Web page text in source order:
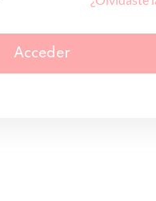
Acceder